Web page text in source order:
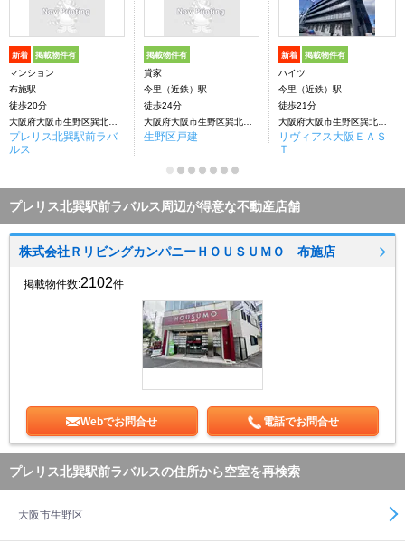
新着 掲載物件有
マンション
布施駅
徒歩20分
プレリス北巽駅前ラバ
ルス
掲載物件有
貸家
今里（近鉄）駅
徒歩24分
生野区戸建
新着 掲載物件有
ハイツ
今里（近鉄）駅
徒歩21分
リヴィアス大阪ＥＡＳ
Ｔ
プレリス北巽駅前ラバルス周辺が得意な不動産店舗
株式会社ＲリビングカンパニーＨＯＵＳＵＭＯ 布施店
掲載物件数:2102件
Webでお問合せ 電話でお問合せ
プレリス北巽駅前ラバルスの住所から空室を再検索
大阪市生野区